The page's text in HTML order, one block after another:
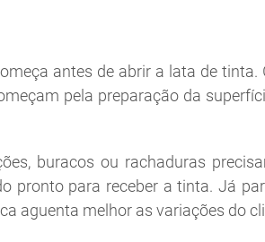
antes de abrir a lata de tinta.
pela preparação da
buracos ou rachaduras
pronto para receber a tinta. Já
aguenta melhor as variações do